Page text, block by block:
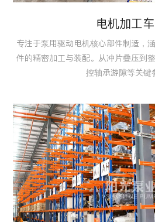
电机加工
专注于泵用驱动电机核心部件制造，
件的精密加工与装配。从冲片叠压到
控轴承游隙等关键